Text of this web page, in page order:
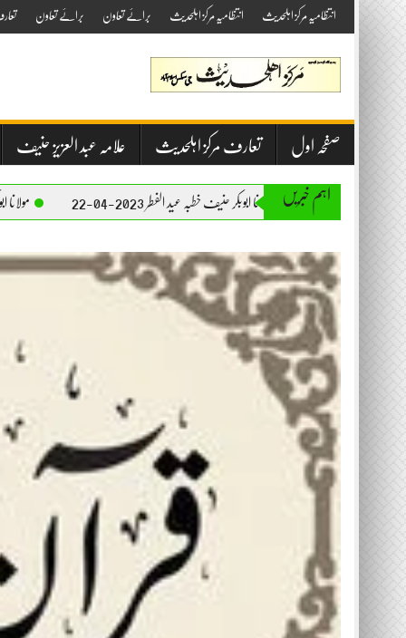
Skip
to
content
انتظامیہ مرکز اہلحدیث انتظامیہ مرکز اہلحدیث برائے تعاون برائے تعاون
صفحہ اول تعارف مرکز اہلحدیث علامہ عبد العزیز حنیف
اہم خبریں
مولانا ابوبکر حنیف خطبہ عید الفطر 2023-04-22 مولانا ابوبکر حنیف خطبہ جمعۃ